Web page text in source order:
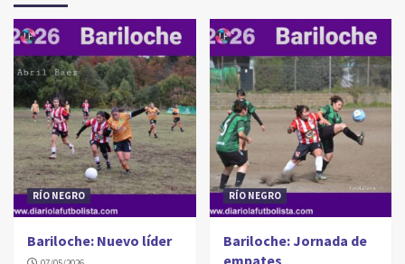
RÍO NEGRO
Bariloche: Nuevo líder
RÍO NEGRO
Bariloche: Jornada de
empates